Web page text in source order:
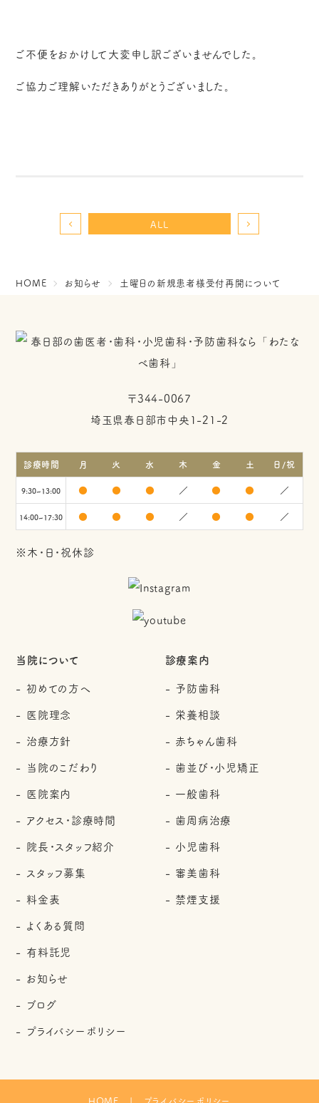
ご不便をおかけして大変申し訳ございませんでした。
ご協力ご理解いただきありがとうございました。
ALL
HOME お知らせ 土曜日の新規患者様受付再開について
〒344-0067
埼玉県春日部市中央1-21-2
診療時間 月 火 水 木 金 土 日/祝
9:30~13:00 ● ● ● ／ ● ● ／
14:00~17:30 ● ● ● ／ ● ● ／
※木・日・祝休診
当院について
初めての方へ
医院理念
治療方針
当院のこだわり
医院案内
アクセス・診療時間
院長・スタッフ紹介
スタッフ募集
料金表
よくある質問
有料託児
お知らせ
ブログ
プライバシーポリシー
診療案内
予防歯科
栄養相談
赤ちゃん歯科
歯並び・小児矯正
一般歯科
歯周病治療
小児歯科
審美歯科
禁煙支援
HOME プライバシーポリシー